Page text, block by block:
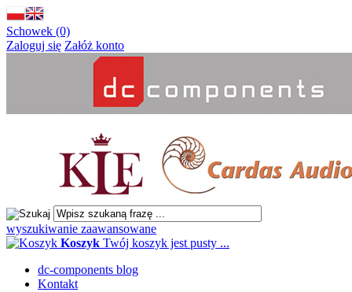
Schowek (0)
Zaloguj się Załóż konto
wyszukiwanie zaawansowane
Koszyk Twój koszyk jest pusty ...
dc-components blog
Kontakt